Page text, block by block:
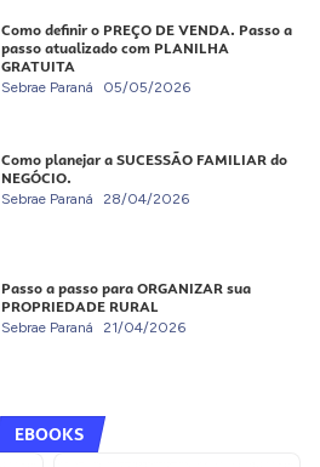
Como definir o PREÇO DE VENDA. Passo a
passo atualizado com PLANILHA
GRATUITA
Sebrae Paraná 05/05/2026
Como planejar a SUCESSÃO FAMILIAR do
NEGÓCIO.
Sebrae Paraná 28/04/2026
Passo a passo para ORGANIZAR sua
PROPRIEDADE RURAL
Sebrae Paraná 21/04/2026
EBOOKS